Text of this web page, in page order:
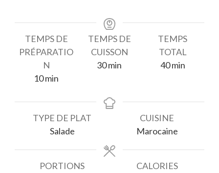
TEMPS DE
PRÉPARATIO
N
10minutes
min
TEMPS DE
CUISSON
30minutes
min
TEMPS
TOTAL
40minutes
min
TYPE DE PLAT
Salade
CUISINE
Marocaine
PORTIONS
CALORIES